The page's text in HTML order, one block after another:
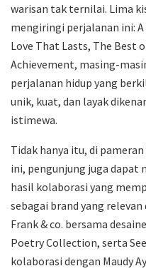
warisan tak ternilai. Lima
mengiringi perjalanan ini:
Love That Lasts, The Best
Achievement, masing-
perjalanan hidup yang
unik, kuat, dan layak
istimewa.
Tidak hanya itu, di
ini, pengunjung juga dapat
hasil kolaborasi yang
sebagai brand yang
Frank & co. bersama
Poetry Collection, serta
kolaborasi dengan Maudy